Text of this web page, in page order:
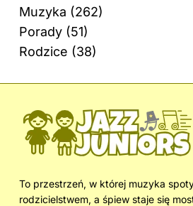
Muzyka (262)
Porady (51)
Rodzice (38)
To przestrzeń, w której muzyka
rodzicielstwem, a śpiew staje się